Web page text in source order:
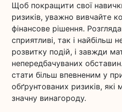
Щоб покращити свої
ризиків, уважно вивчайте
фінансове рішення.
сприятливі, так і найбільш
розвитку подій, і завжди
непередбачуваних
стати більш впевненим у
обґрунтованих ризиків,
значну винагороду.